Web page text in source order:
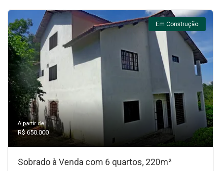
Em Construção
A partir de:
R$ 650.000
Sobrado à Venda com 6 quartos, 220m²